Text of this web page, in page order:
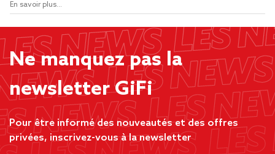
En savoir plus...
Ne manquez pas la
newsletter GiFi
Pour être informé des nouveautés et des offres
privées, inscrivez-vous à la newsletter